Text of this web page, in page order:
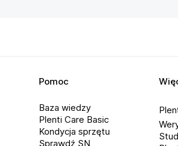
Pomoc
Baza wiedzy
Plenti Care Basic
Kondycja sprzętu
Sprawdź SN